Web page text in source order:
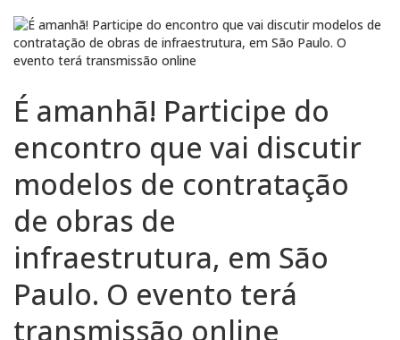
É amanhã! Participe do
encontro que vai discutir
modelos de contratação
de obras de
infraestrutura, em São
Paulo. O evento terá
transmissão online